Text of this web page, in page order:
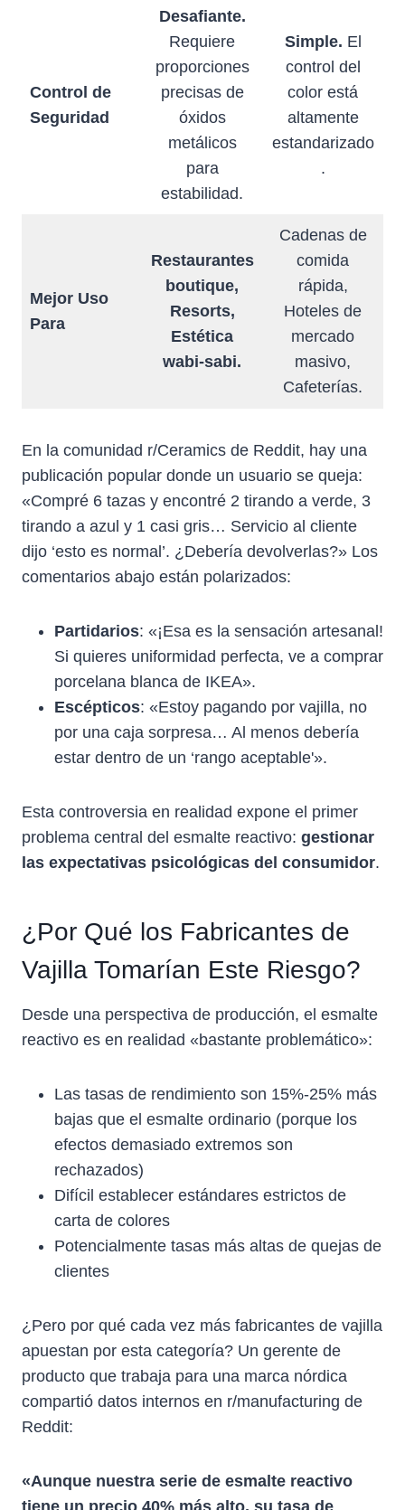
Control de
Seguridad
Desafiante.
Requiere
proporciones
precisas de
óxidos
metálicos
para
estabilidad.
Simple. El
control del
color está
altamente
estandarizado
.
Mejor Uso
Para
Restaurantes
boutique,
Resorts,
Estética
wabi-sabi.
Cadenas de
comida
rápida,
Hoteles de
mercado
masivo,
Cafeterías.
En la comunidad r/Ceramics de Reddit, hay una
publicación popular donde un usuario se queja:
«Compré 6 tazas y encontré 2 tirando a verde, 3
tirando a azul y 1 casi gris… Servicio al cliente
dijo ‘esto es normal’. ¿Debería devolverlas?» Los
comentarios abajo están polarizados:
Partidarios: «¡Esa es la sensación artesanal!
Si quieres uniformidad perfecta, ve a comprar
porcelana blanca de IKEA».
Escépticos: «Estoy pagando por vajilla, no
por una caja sorpresa… Al menos debería
estar dentro de un ‘rango aceptable'».
Esta controversia en realidad expone el primer
problema central del esmalte reactivo: gestionar
las expectativas psicológicas del consumidor.
¿Por Qué los Fabricantes de
Vajilla Tomarían Este Riesgo?
Desde una perspectiva de producción, el esmalte
reactivo es en realidad «bastante problemático»:
Las tasas de rendimiento son 15%-25% más
bajas que el esmalte ordinario (porque los
efectos demasiado extremos son
rechazados)
Difícil establecer estándares estrictos de
carta de colores
Potencialmente tasas más altas de quejas de
clientes
¿Pero por qué cada vez más fabricantes de vajilla
apuestan por esta categoría? Un gerente de
producto que trabaja para una marca nórdica
compartió datos internos en r/manufacturing de
Reddit:
«Aunque nuestra serie de esmalte reactivo
tiene un precio 40% más alto, su tasa de